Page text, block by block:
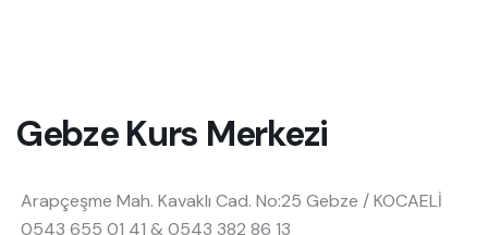
Gebze Kurs Merkezi
Arapçeşme Mah. Kavaklı Cad. No:25 Gebze / KOCAELİ
0543 655 01 41 & 0543 382 86 13